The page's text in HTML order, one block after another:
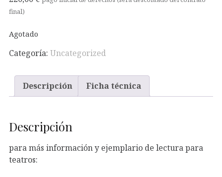
final)
Agotado
Categoría: Uncategorized
Descripción Ficha técnica
Descripción
para más información y ejemplario de lectura para
teatros: